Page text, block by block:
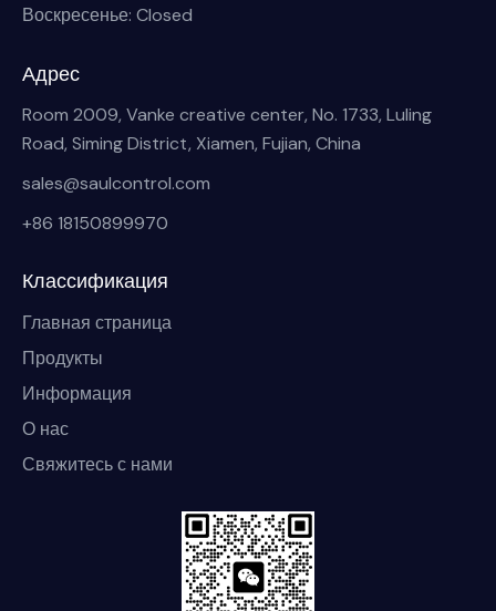
Воскресенье: Closed
Адрес
Room 2009, Vanke creative center, No. 1733, Luling
Road, Siming District, Xiamen, Fujian, China
sales@saulcontrol.com
+86 18150899970
Классификация
Главная страница
Продукты
Информация
О нас
Свяжитесь с нами